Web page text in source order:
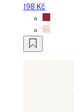
198 Kč